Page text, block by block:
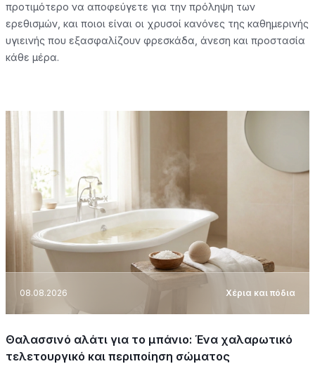
προτιμότερο να αποφεύγετε για την πρόληψη των
ερεθισμών, και ποιοι είναι οι χρυσοί κανόνες της καθημερινής
υγιεινής που εξασφαλίζουν φρεσκάδα, άνεση και προστασία
κάθε μέρα.
08.08.2026 Χέρια και πόδια
Θαλασσινό αλάτι για το μπάνιο: Ένα χαλαρωτικό
τελετουργικό και περιποίηση σώματος